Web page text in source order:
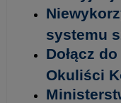
systemu
Dołącz
Okuliści